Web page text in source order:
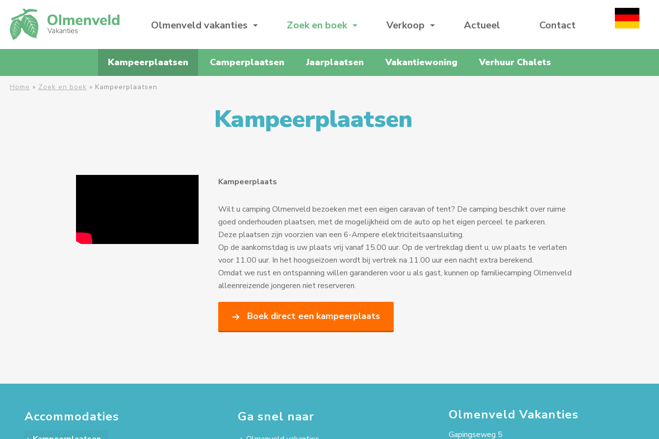
Olmenveld vakanties Zoek en boek
Kampeerplaatsen Camperplaatsen Jaarplaatsen Vakantiewoning Verhuur Chalets
Verkoop Actueel Contact
Home » Zoek en boek » Kampeerplaatsen
Kampeerplaatsen
Kampeerplaats
Wilt u camping Olmenveld bezoeken met een eigen caravan of tent? De camping beschikt over ruime
goed onderhouden plaatsen, met de mogelijkheid om de auto op het eigen perceel te parkeren.
Deze plaatsen zijn voorzien van een 6-Ampere elektriciteitsaansluiting.
Op de aankomstdag is uw plaats vrij vanaf 15.00 uur. Op de vertrekdag dient u, uw plaats te verlaten
voor 11.00 uur. In het hoogseizoen wordt bij vertrek na 11.00 uur een nacht extra berekend.
Omdat we rust en ontspanning willen garanderen voor u als gast, kunnen op familiecamping Olmenveld
alleenreizende jongeren niet reserveren.
Boek direct een kampeerplaats
Accommodaties Ga snel naar Olmenveld Vakanties
Gapingseweg 5